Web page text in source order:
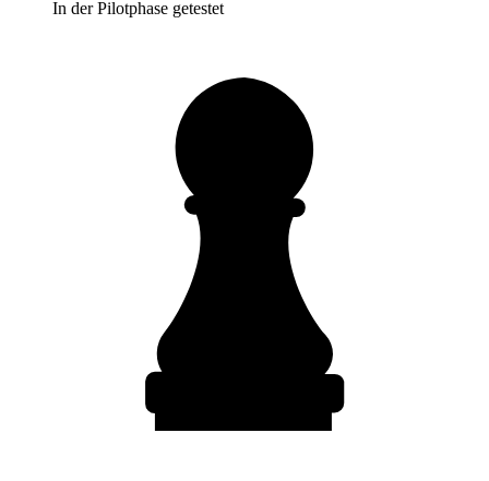
In der Pilotphase getestet